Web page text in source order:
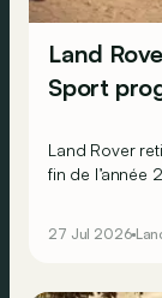
Land
Sport
Land Rover
fin de l’année
27 Jul 2026